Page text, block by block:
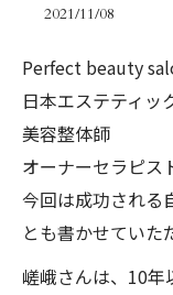
2021/11/08
Perfect beauty
日本エステティッ
美容整体師
オーナーセラピス
今回は成功される
とも書かせていた
嵯峨さんは、10年